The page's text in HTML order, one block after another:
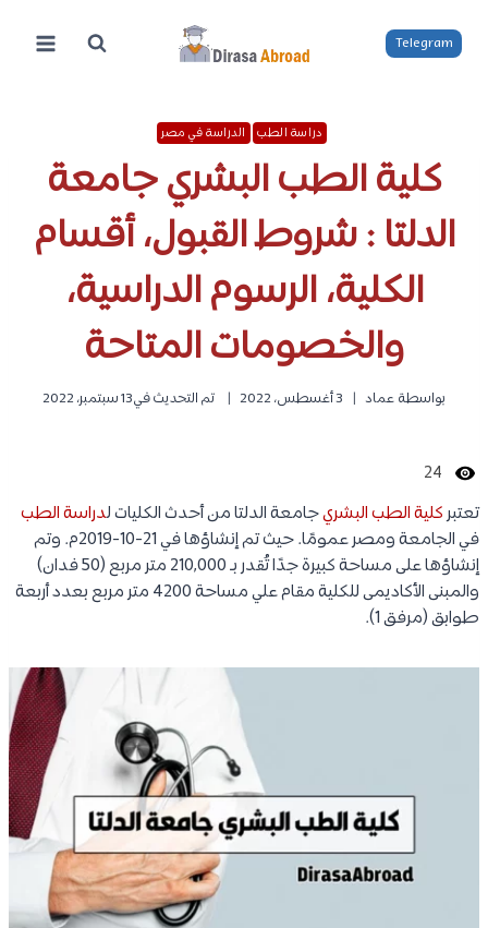
المحتوى
Telegram
دراسة الطب الدراسة في مصر
كلية الطب البشري جامعة
الدلتا : شروط القبول، أقسام
الكلية، الرسوم الدراسية،
والخصومات المتاحة
بواسطة عماد 3 أغسطس، 2022 تم التحديث في13 سبتمبر، 2022
24
تعتبركلية الطب البشريجامعة الدلتا من أحدث الكليات لدراسة الطب
في الجامعة ومصر عمومًا. حيث تم إنشاؤها في 21-10-2019م. وتم
إنشاؤها على مساحة كبيرة جدًا تُقدر بـ 210,000 متر مربع (50 فدان)
والمبنى الأكاديمى للكلية مقام علي مساحة 4200 متر مربع بعدد أربعة
طوابق (مرفق 1).